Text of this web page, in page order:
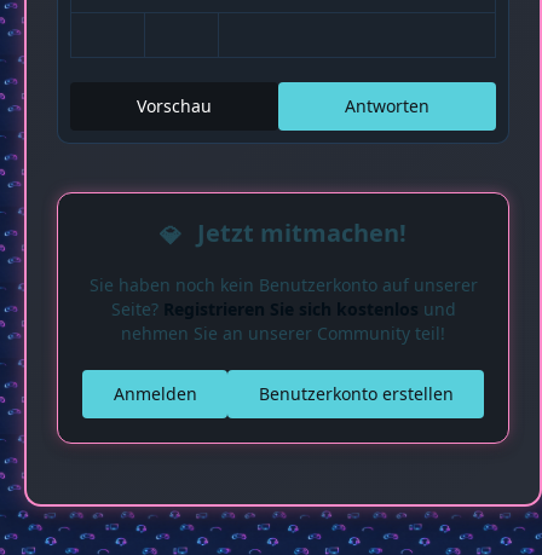
Antworten
Vorschau
Jetzt mitmachen!
Sie haben noch kein Benutzerkonto auf unserer
Seite? Registrieren Sie sich kostenlos und
nehmen Sie an unserer Community teil!
Benutzerkonto erstellen
Anmelden